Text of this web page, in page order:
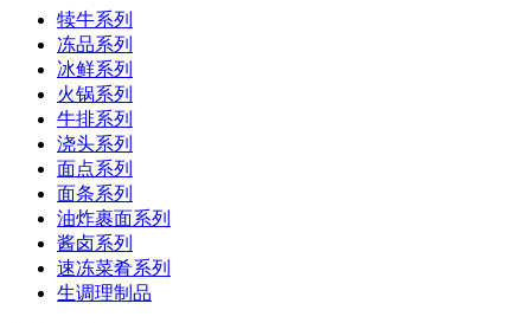
犊牛系列
冻品系列
冰鲜系列
火锅系列
牛排系列
浇头系列
面点系列
面条系列
油炸裹面系列
酱卤系列
速冻菜肴系列
生调理制品